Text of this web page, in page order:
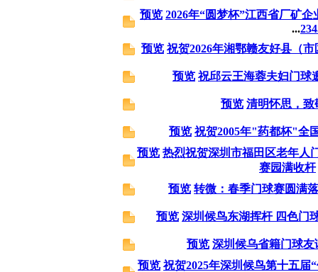
预览 2026年“圆梦杯”江西省厂矿
...234
预览 祝贺2026年湘鄂赣友好县（
预览 祝邱云王海蓉夫妇门球
预览 清明怀思，致
预览 祝贺2005年"药都杯"全
预览 热烈祝贺深圳市福田区老年人
赛园满收杆
预览 转微：春季门球赛圆满
预览 深圳候鸟东湖挥杆 四色门
预览 深圳候乌省籍门球友
预览 祝贺2025年深圳候鸟第十五届